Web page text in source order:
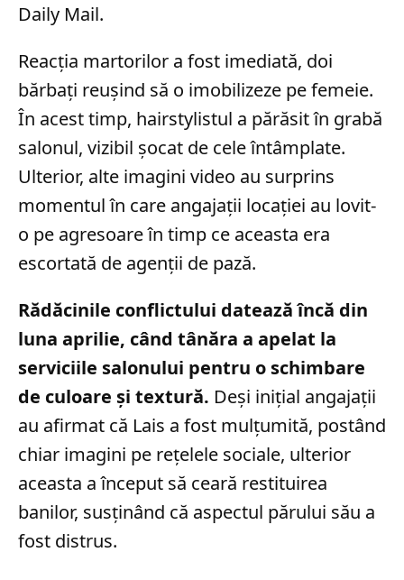
Daily Mail.
Reacția martorilor a fost imediată, doi
bărbați reușind să o imobilizeze pe femeie.
În acest timp, hairstylistul a părăsit în grabă
salonul, vizibil șocat de cele întâmplate.
Ulterior, alte imagini video au surprins
momentul în care angajații locației au lovit-
o pe agresoare în timp ce aceasta era
escortată de agenții de pază.
Rădăcinile conflictului datează încă din
luna aprilie, când tânăra a apelat la
serviciile salonului pentru o schimbare
de culoare și textură. Deși inițial angajații
au afirmat că Lais a fost mulțumită, postând
chiar imagini pe rețelele sociale, ulterior
aceasta a început să ceară restituirea
banilor, susținând că aspectul părului său a
fost distrus.